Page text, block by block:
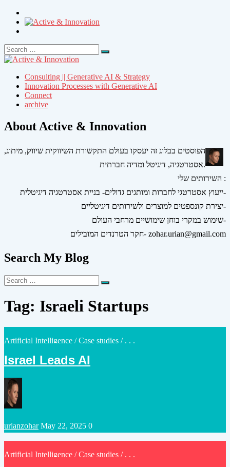
Search
for:
Search
Consulting || Generative AI & Strategy
Innovation Processes with Generative AI
Connect
archive
About Active & Innovation
הפוסטים בבלוג זה יעסקו בעולם התקשורת השיווקית שיווק, מיתוג,
אסטרטגיה, דיגיטל ומדיה חברתית.
השירותים שלי :
ייעוץ אסטרטגי לחברות ומותגים גדולים- בניית אסטרטגיה דיגיטלית-
יצירת קונספטים למוצרים ולשירותים דיגיטליים-
שימוש במקרי בוחן שימושיים מרחבי העולם-
חקר הטרנדים המובילים- zohar.urian@gmail.com
Search My Blog
Search
for:
Search
Tag: Israeli Startups
Posted
Artificial Intelligence /Case studies / . . .
Israel Leads AI
Posted
by
urianzohar May 22, 2025 0
Posted
Artificial Intelligence /Case studies / . . .